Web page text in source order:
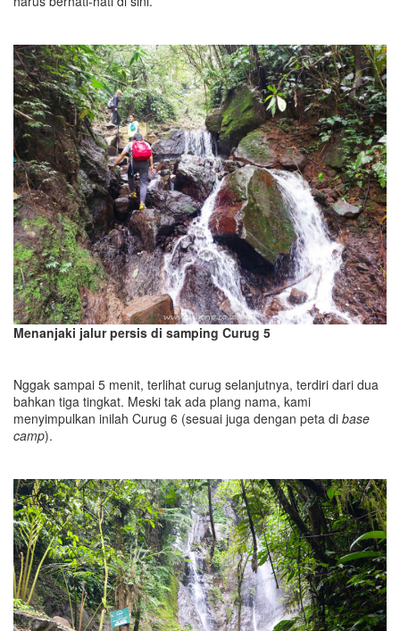
Menanjaki jalur persis di samping Curug 5
Nggak sampai 5 menit, terlihat curug selanjutnya, terdiri dari dua
bahkan tiga tingkat. Meski tak ada plang nama, kami
menyimpulkan inilah Curug 6 (sesuai juga dengan peta di base
camp).